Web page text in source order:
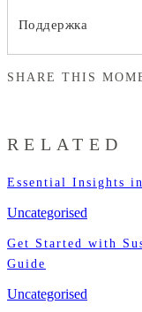
Поддержка
SHARE THIS
RELATED
Essential Insights
Uncategorised
Get Started with
Guide
Uncategorised